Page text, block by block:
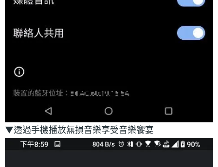
▼透過手機播放無損音樂享受音樂饗宴